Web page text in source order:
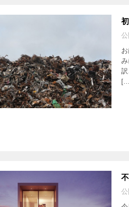
公
公